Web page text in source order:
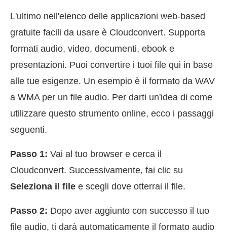
L'ultimo nell'elenco delle applicazioni web-based
gratuite facili da usare è Cloudconvert. Supporta
formati audio, video, documenti, ebook e
presentazioni. Puoi convertire i tuoi file qui in base
alle tue esigenze. Un esempio è il formato da WAV
a WMA per un file audio. Per darti un'idea di come
utilizzare questo strumento online, ecco i passaggi
seguenti.
Passo 1: Vai al tuo browser e cerca il
Cloudconvert. Successivamente, fai clic su
Seleziona il file e scegli dove otterrai il file.
Passo 2: Dopo aver aggiunto con successo il tuo
file audio, ti darà automaticamente il formato audio